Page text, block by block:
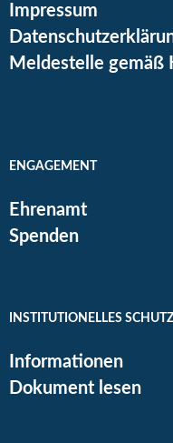
Impressum
Meldestelle gemäß
ENGAGEMENT
Ehrenamt
Spenden
INSTITUTIONELLES
Informationen
Dokument lesen